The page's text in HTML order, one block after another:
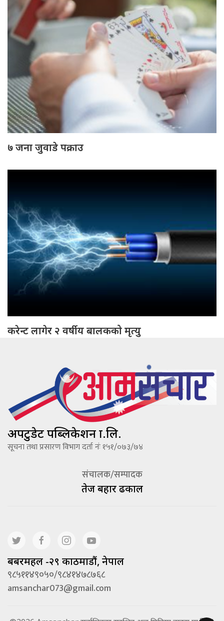
७ जना जुवाडे पक्राउ
करेन्ट लागेर २ वर्षीय बालकको मृत्यु
अपटुडेट पब्लिकेशन प्रा.लि.
सूचना तथा प्रसारण विभाग दर्ता नंः १५१/०७३/७४
संचालक/सम्पादक
तेज बहादूर ढकाल
बबरमहल -२९ काठमाडौं, नेपाल
९८५११४९०५०/९८४१४७८७६८
amsanchar073@gmail.com